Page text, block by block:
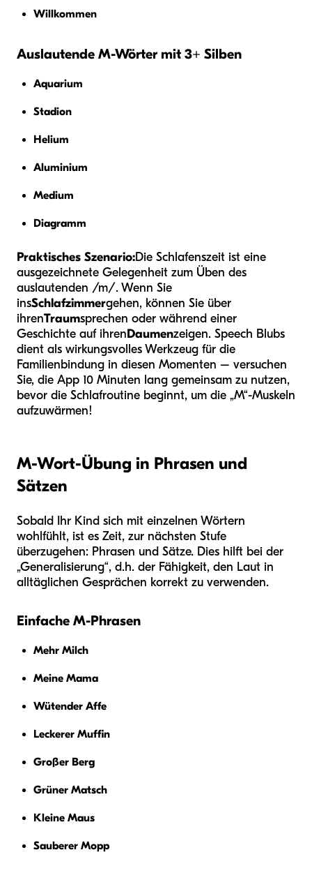
Willkommen
Auslautende M-Wörter mit 3+ Silben
Aquarium
Stadion
Helium
Aluminium
Medium
Diagramm
Praktisches Szenario:Die Schlafenszeit ist eine
ausgezeichnete Gelegenheit zum Üben des
auslautenden /m/. Wenn Sie
insSchlafzimmergehen, können Sie über
ihrenTraumsprechen oder während einer
Geschichte auf ihrenDaumenzeigen. Speech Blubs
dient als wirkungsvolles Werkzeug für die
Familienbindung in diesen Momenten – versuchen
Sie, die App 10 Minuten lang gemeinsam zu nutzen,
bevor die Schlafroutine beginnt, um die „M“-Muskeln
aufzuwärmen!
M-Wort-Übung in Phrasen und
Sätzen
Sobald Ihr Kind sich mit einzelnen Wörtern
wohlfühlt, ist es Zeit, zur nächsten Stufe
überzugehen: Phrasen und Sätze. Dies hilft bei der
„Generalisierung“, d.h. der Fähigkeit, den Laut in
alltäglichen Gesprächen korrekt zu verwenden.
Einfache M-Phrasen
Mehr Milch
Meine Mama
Wütender Affe
Leckerer Muffin
Großer Berg
Grüner Matsch
Kleine Maus
Sauberer Mopp